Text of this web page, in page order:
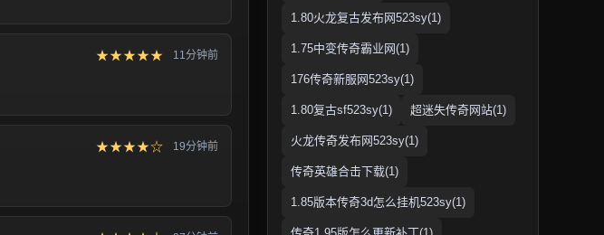
★★★★★ 11分钟前
★★★★☆ 19分钟前
1.80火龙复古发布网523sy(1)
1.75中变传奇霸业网(1)
176传奇新服网523sy(1)
1.80复古sf523sy(1) 超迷失传奇网站(1)
火龙传奇发布网523sy(1)
传奇英雄合击下载(1)
1.85版本传奇3d怎么挂机523sy(1)